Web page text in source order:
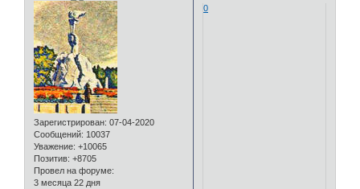
Зарегистрирован: 07-04-2020
Сообщений: 10037
Уважение: +10065
Позитив: +8705
Провел на форуме:
3 месяца 22 дня
0